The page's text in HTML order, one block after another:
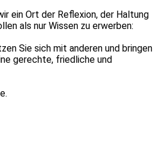
ein Ort der Reflexion, der Haltung
als nur Wissen zu erwerben:
Sie sich mit anderen und bringen
gerechte, friedliche und